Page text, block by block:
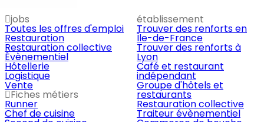
jobs
Toutes les offres d'emploi
Restauration
Restauration collective
Évènementiel
Hôtellerie
Logistique
Vente
Fiches métiers
Runner
Chef de cuisine
établissement
Trouver des renforts en
Île-de-France
Trouver des renforts à
Lyon
Café et restaurant
indépendant
Groupe d'hôtels et
restaurants
Restauration collective
Traiteur évènementiel